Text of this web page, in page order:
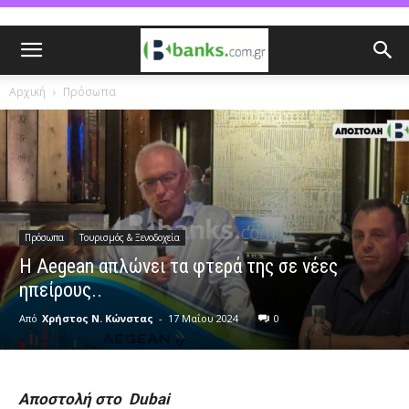
Αρχική Πρόσωπα
Πρόσωπα Τουρισμός & Ξενοδοχεία
H Aegean απλώνει τα φτερά της σε νέες
ηπείρους..
Από Χρήστος Ν. Κώνστας - 17 Μαΐου 2024 0
Αποστολή στο Dubai